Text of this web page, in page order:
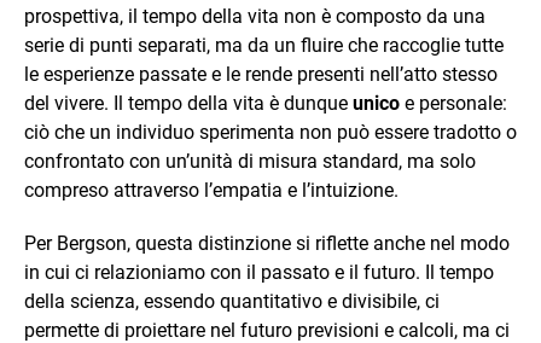
prospettiva, il tempo della vita non è composto da una
serie di punti separati, ma da un fluire che raccoglie tutte
le esperienze passate e le rende presenti nell’atto stesso
del vivere. Il tempo della vita è dunque unico e personale:
ciò che un individuo sperimenta non può essere tradotto o
confrontato con un’unità di misura standard, ma solo
compreso attraverso l’empatia e l’intuizione.
Per Bergson, questa distinzione si riflette anche nel modo
in cui ci relazioniamo con il passato e il futuro. Il tempo
della scienza, essendo quantitativo e divisibile, ci
permette di proiettare nel futuro previsioni e calcoli, ma ci